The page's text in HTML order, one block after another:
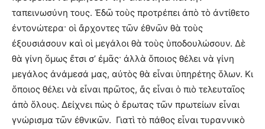
ταπεινωσύνη τους. Ἐδῶ τοὺς προτρέπει ἀπὸ τὸ ἀντίθετο
ἐντονώτερα· οἱ ἄρχοντες τῶν ἐθνῶν θὰ τοὺς
ἐξουσιάσουν καὶ οἱ μεγάλοι θὰ τοὺς ὑποδουλώσουν. Δὲ
θὰ γίνη ὅμως ἔτσι σ’ ἐμᾶς· ἀλλὰ ὅποιος θέλει νὰ γίνη
μεγάλος ἀνάμεσά μας, αὐτὸς θὰ εἶναι ὑπηρέτης ὅλων. Κι
ὅποιος θέλει νὰ εἶναι πρῶτος, ἄς εἶναι ὁ πιὸ τελευταῖος
ἀπὸ ὅλους. Δείχνει πὼς ὁ ἔρωτας τῶν πρωτείων εἶναι
γνώρισμα τῶν ἐθνικῶν. Γιατὶ τὸ πάθος εἶναι τυραννικὸ